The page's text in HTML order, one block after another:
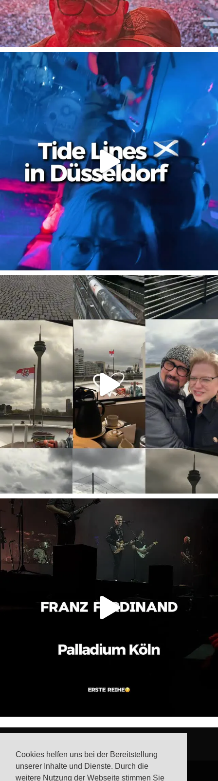
Cookies helfen uns bei der Bereitstellung
unserer Inhalte und Dienste. Durch die
weitere Nutzung der Webseite stimmen Sie